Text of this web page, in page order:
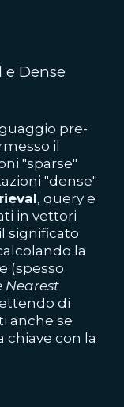
Dense
pre-
il
"sparse"
"dense"
, query e
in vettori
significato
la
(spesso
Nearest
di
anche se
chiave con la